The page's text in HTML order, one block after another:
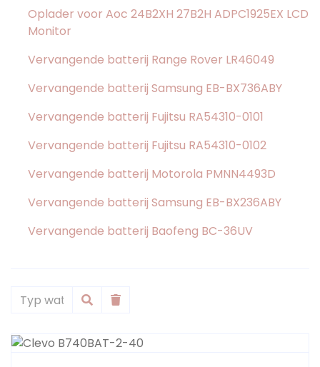
Oplader voor Aoc 24B2XH 27B2H ADPC1925EX LCD
Monitor
Vervangende batterij Range Rover LR46049
Vervangende batterij Samsung EB-BX736ABY
Vervangende batterij Fujitsu RA54310-0101
Vervangende batterij Fujitsu RA54310-0102
Vervangende batterij Motorola PMNN4493D
Vervangende batterij Samsung EB-BX236ABY
Vervangende batterij Baofeng BC-36UV